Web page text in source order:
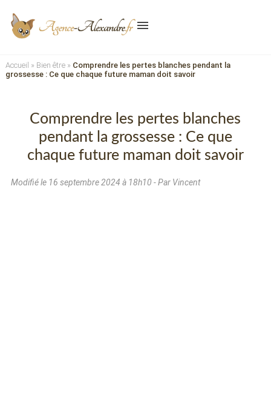
menu
Accueil » Bien être» Comprendre les pertes blanches pendant la
grossesse : Ce que chaque future maman doit savoir
Comprendre les pertes blanches
pendant la grossesse : Ce que
chaque future maman doit savoir
Modifié le 16 septembre 2024 à 18h10 - Par Vincent